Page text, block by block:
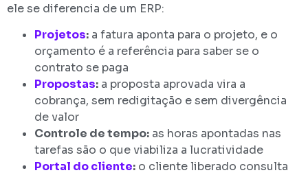
ele se diferencia de um ERP:
Projetos: a fatura aponta para o projeto, e o
orçamento é a referência para saber se o
contrato se paga
Propostas: a proposta aprovada vira a
cobrança, sem redigitação e sem divergência
de valor
Controle de tempo: as horas apontadas nas
tarefas são o que viabiliza a lucratividade
Portal do cliente: o cliente liberado consulta